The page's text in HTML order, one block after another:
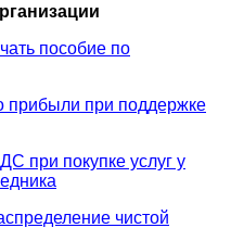
пособие по
прибыли при поддержке
при покупке услуг у
чистой